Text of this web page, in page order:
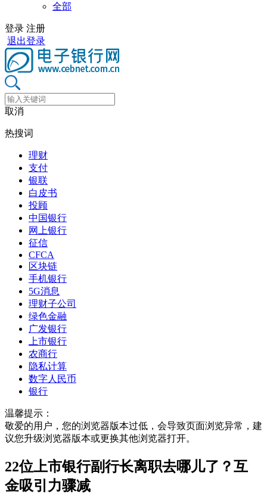
全部
登录 注册
退出登录
取消
热搜词
理财
支付
银联
白皮书
投顾
中国银行
网上银行
征信
CFCA
区块链
手机银行
5G消息
理财子公司
绿色金融
广发银行
上市银行
农商行
隐私计算
数字人民币
银行
温馨提示：
敬爱的用户，您的浏览器版本过低，会导致页面浏览异常，建
议您升级浏览器版本或更换其他浏览器打开。
22位上市银行副行长离职去哪儿了？互
金吸引力骤减